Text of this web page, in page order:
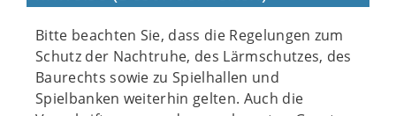
Bitte beachten Sie, dass die Regelungen zum
Schutz der Nachtruhe, des Lärmschutzes, des
Baurechts sowie zu Spielhallen und
Spielbanken weiterhin gelten. Auch die